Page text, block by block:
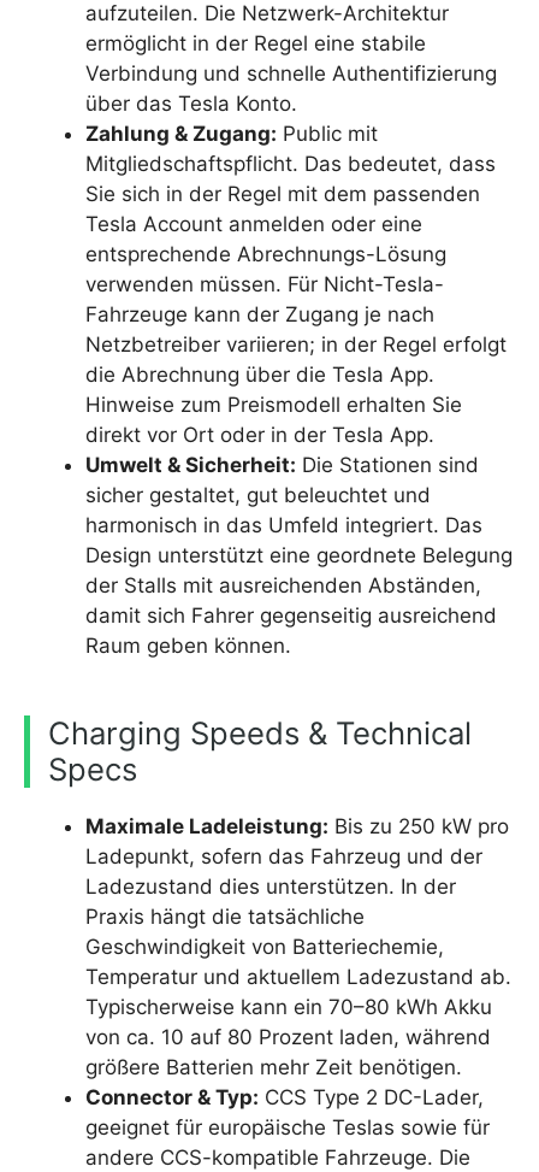
aufzuteilen. Die Netzwerk-Architektur
ermöglicht in der Regel eine stabile
Verbindung und schnelle Authentifizierung
über das Tesla Konto.
Zahlung & Zugang: Public mit
Mitgliedschaftspflicht. Das bedeutet, dass
Sie sich in der Regel mit dem passenden
Tesla Account anmelden oder eine
entsprechende Abrechnungs-Lösung
verwenden müssen. Für Nicht-Tesla-
Fahrzeuge kann der Zugang je nach
Netzbetreiber variieren; in der Regel erfolgt
die Abrechnung über die Tesla App.
Hinweise zum Preismodell erhalten Sie
direkt vor Ort oder in der Tesla App.
Umwelt & Sicherheit: Die Stationen sind
sicher gestaltet, gut beleuchtet und
harmonisch in das Umfeld integriert. Das
Design unterstützt eine geordnete Belegung
der Stalls mit ausreichenden Abständen,
damit sich Fahrer gegenseitig ausreichend
Raum geben können.
Charging Speeds & Technical
Specs
Maximale Ladeleistung: Bis zu 250 kW pro
Ladepunkt, sofern das Fahrzeug und der
Ladezustand dies unterstützen. In der
Praxis hängt die tatsächliche
Geschwindigkeit von Batteriechemie,
Temperatur und aktuellem Ladezustand ab.
Typischerweise kann ein 70–80 kWh Akku
von ca. 10 auf 80 Prozent laden, während
größere Batterien mehr Zeit benötigen.
Connector & Typ: CCS Type 2 DC-Lader,
geeignet für europäische Teslas sowie für
andere CCS-kompatible Fahrzeuge. Die